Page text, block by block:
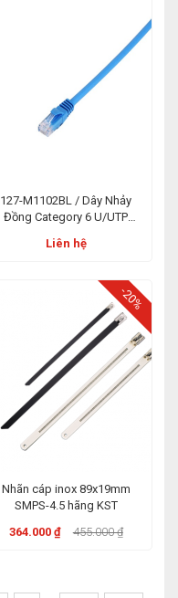
127-M1102BL / Dây Nhảy
Đồng Category 6 U/UTP
Xanh Dương
Liên hệ
-20%
Nhãn cáp inox 89x19mm
SMPS-4.5 hãng KST
364.000 ₫
455.000 ₫